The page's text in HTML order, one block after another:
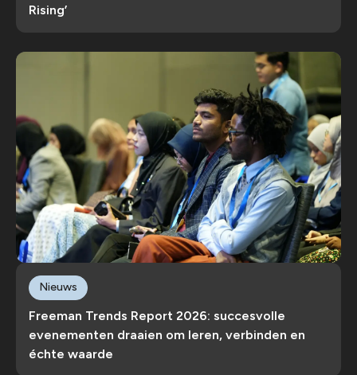
Rising’
Freeman Trends Report 2026: succesvolle
evenementen draaien om leren, verbinden en
échte waarde
Nieuws